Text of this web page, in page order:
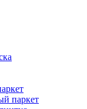
паркет